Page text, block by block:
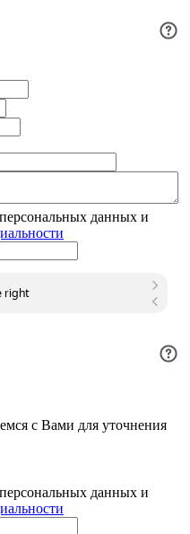
данных и
с Вами для уточнения
данных и